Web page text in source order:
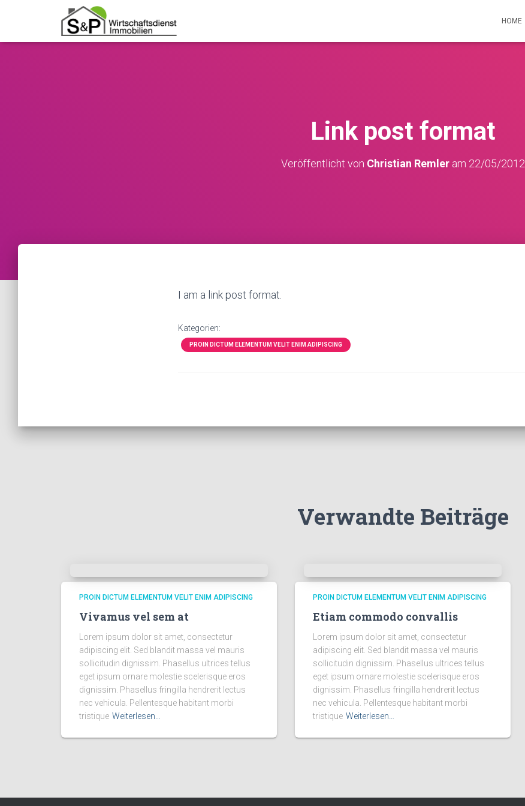
HOME
Link post format
Veröffentlicht von Christian Remleram 22/05/2012
I am a link post format.
Kategorien:
PROIN DICTUM ELEMENTUM VELIT ENIM ADIPISCING
Verwandte Beiträge
PROIN DICTUM ELEMENTUM VELIT ENIM ADIPISCING
Vivamus vel sem at
Lorem ipsum dolor sit amet, consectetur
adipiscing elit. Sed blandit massa vel mauris
sollicitudin dignissim. Phasellus ultrices tellus
eget ipsum ornare molestie scelerisque eros
dignissim. Phasellus fringilla hendrerit lectus
nec vehicula. Pellentesque habitant morbi
tristique Weiterlesen…
PROIN DICTUM ELEMENTUM VELIT ENIM ADIPISCING
Etiam commodo convallis
Lorem ipsum dolor sit amet, consectetur
adipiscing elit. Sed blandit massa vel mauris
sollicitudin dignissim. Phasellus ultrices tellus
eget ipsum ornare molestie scelerisque eros
dignissim. Phasellus fringilla hendrerit lectus
nec vehicula. Pellentesque habitant morbi
tristique Weiterlesen…